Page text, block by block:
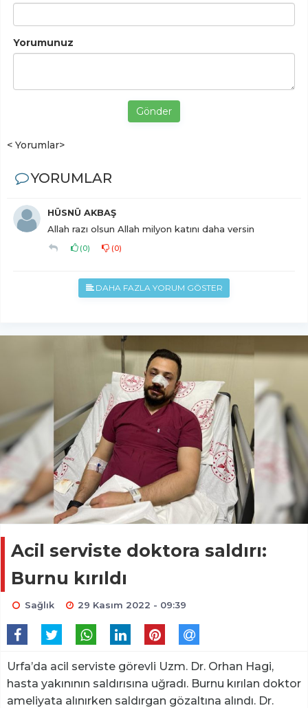
Yorumunuz
Gönder
< Yorumlar>
YORUMLAR
HÜSNÜ AKBAŞ
Allah razı olsun Allah milyon katını daha versin
(0) (0)
DAHA FAZLA YORUM GÖSTER
Acil serviste doktora saldırı:
Burnu kırıldı
Sağlık 29 Kasım 2022 - 09:39
Urfa’da acil serviste görevli Uzm. Dr. Orhan Hagi,
hasta yakınının saldırısına uğradı. Burnu kırılan doktor
ameliyata alınırken saldırgan gözaltına alındı. Dr.